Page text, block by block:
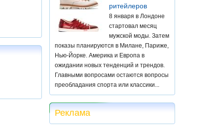
ритейлеров
8 января в Лондоне
стартовал месяц
мужской моды. Затем
показы планируются в Милане, Париже,
Нью-Йорке. Америка и Европа в
ожидании новых тенденций и трендов.
Главными вопросами остаются вопросы
преобладания спорта или классики...
Реклама